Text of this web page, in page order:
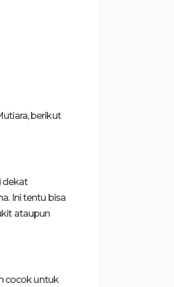
berikut
dekat
Ini tentu bisa
ataupun
cocok untuk